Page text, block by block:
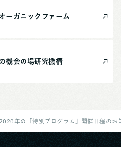
オーガニック ファーム
機会の場研究機構
2020年の「特別プログラム」開催日程のお